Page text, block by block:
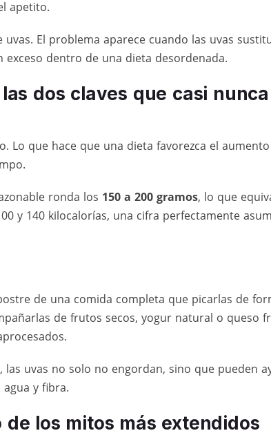
apetito.
El problema aparece cuando las uvas
dentro de una dieta desordenada.
dos claves que casi
Lo que hace que una dieta favorezca el
ronda los 150 a 200 gramos, lo que
y 140 kilocalorías, una cifra perfectamente
de una comida completa que picarlas de
de frutos secos, yogur natural o queso
las uvas no solo no engordan, sino que pueden
y fibra.
de los mitos más extendidos